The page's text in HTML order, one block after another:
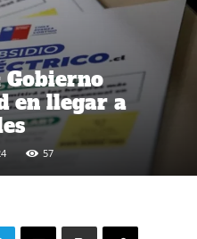
Gobierno
en llegar a
57